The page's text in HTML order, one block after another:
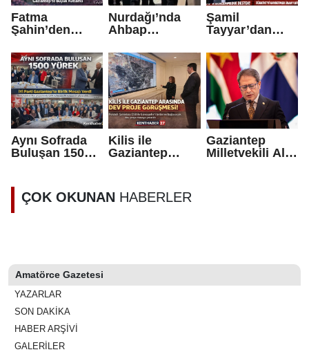
Fatma
Şahin’den
Cumhurbaşkan
ı Erdoğan’ın
Himayesinde
Gaziantep’te
Büyük Kutlama
Nurdağı’nda
Ahbap
Depremzedeler
e Teslim Edildi
Şamil
Tayyar’dan
Uyarı: “Savaşı
Bölgeye Yayma
Girişimi Büyük
Talihsizlik”
Aynı Sofrada
Buluşan 1500
Birlik Mesajı
Verdi
Kilis ile
Gaziantep
Gaziantep
Milletvekili Ali
ÇOK OKUNAN HABERLER
Amatörce Gazetesi
YAZARLAR
SON DAKİKA
HABER ARŞİVİ
GALERİLER